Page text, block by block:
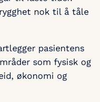
nok til å tåle
pasientens
som fysisk og
økonomi og